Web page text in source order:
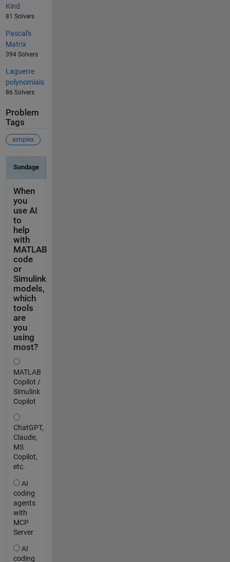
Kind
81 Solvers
Pascal's
Matrix
394 Solvers
Laguerre
polynomials
86 Solvers
Problem
Tags
simplex